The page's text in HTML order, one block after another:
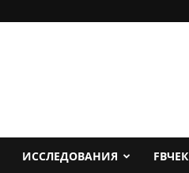
ИССЛЕДОВАНИЯ FBЧЕК